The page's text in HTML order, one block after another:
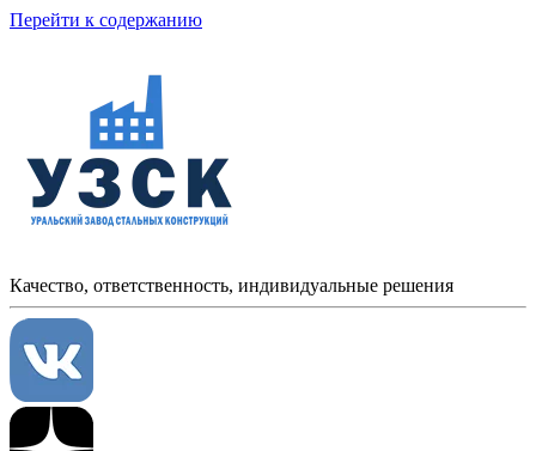
Перейти к содержанию
Качество, ответственность, индивидуальные решения